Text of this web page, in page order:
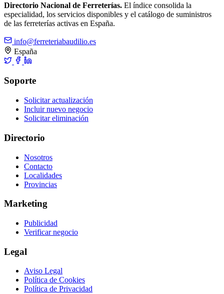
Directorio Nacional de Ferreterías. El índice consolida la
especialidad, los servicios disponibles y el catálogo de suministros
de las ferreterías activas en España.
info@ferreteriabaudilio.es
España
Soporte
Solicitar actualización
Incluir nuevo negocio
Solicitar eliminación
Directorio
Nosotros
Contacto
Localidades
Provincias
Marketing
Publicidad
Verificar negocio
Legal
Aviso Legal
Política de Cookies
Política de Privacidad